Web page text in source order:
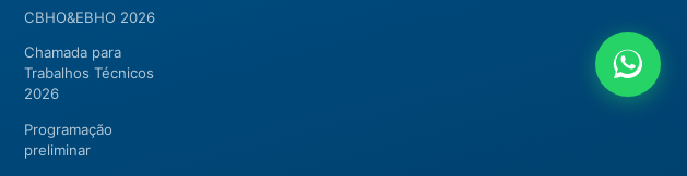
CBHO&EBHO 2026
Chamada para
Trabalhos Técnicos
2026
Programação
preliminar